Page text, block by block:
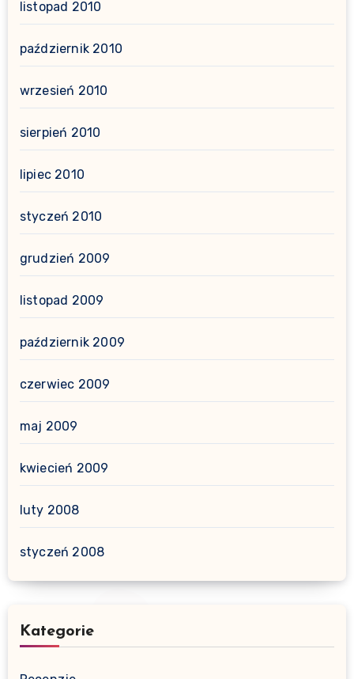
listopad 2010
październik 2010
wrzesień 2010
sierpień 2010
lipiec 2010
styczeń 2010
grudzień 2009
listopad 2009
październik 2009
czerwiec 2009
maj 2009
kwiecień 2009
luty 2008
styczeń 2008
Kategorie